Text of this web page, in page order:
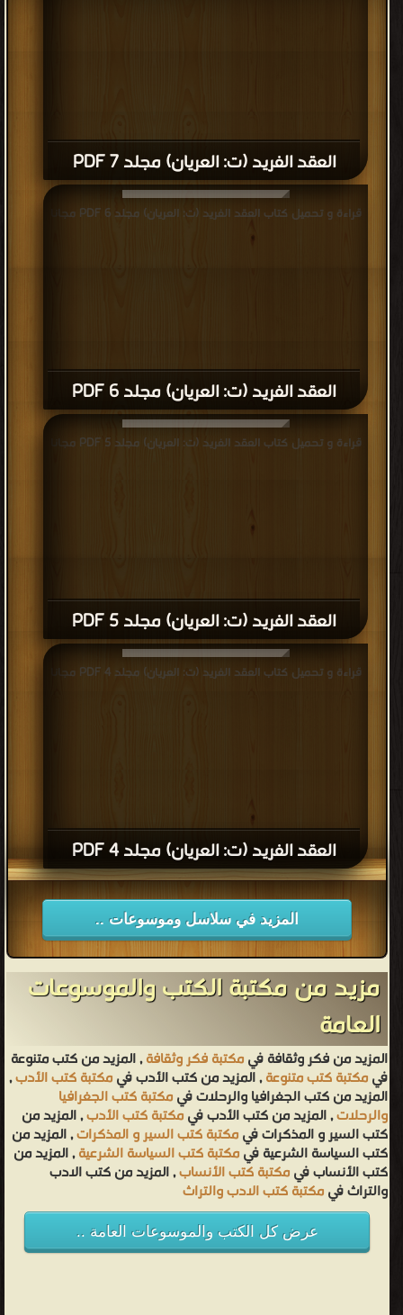
العقد الفريد (ت: العريان) مجلد 7 PDF
العقد الفريد (ت: العريان) مجلد 6 PDF
قراءة و تحميل كتاب العقد الفريد (ت: العريان) مجلد 6 PDF مجانا
العقد الفريد (ت: العريان) مجلد 5 PDF
قراءة و تحميل كتاب العقد الفريد (ت: العريان) مجلد 5 PDF مجانا
العقد الفريد (ت: العريان) مجلد 4 PDF
قراءة و تحميل كتاب العقد الفريد (ت: العريان) مجلد 4 PDF مجانا
المزيد في سلاسل وموسوعات ..
مزيد من مكتبة الكتب والموسوعات
العامة
المزيد من فكر وثقافة فيمكتبة فكر وثقافة, المزيد من كتب متنوعة
فيمكتبة كتب متنوعة, المزيد من كتب الأدب فيمكتبة كتب الأدب,
المزيد من كتب الجغرافيا والرحلات فيمكتبة كتب الجغرافيا
والرحلات, المزيد من كتب الأدب فيمكتبة كتب الأدب, المزيد من
كتب السير و المذكرات فيمكتبة كتب السير و المذكرات, المزيد من
كتب السياسة الشرعية فيمكتبة كتب السياسة الشرعية, المزيد من
كتب الأنساب فيمكتبة كتب الأنساب, المزيد من كتب الادب
والتراث فيمكتبة كتب الادب والتراث
عرض كل الكتب والموسوعات العامة ..